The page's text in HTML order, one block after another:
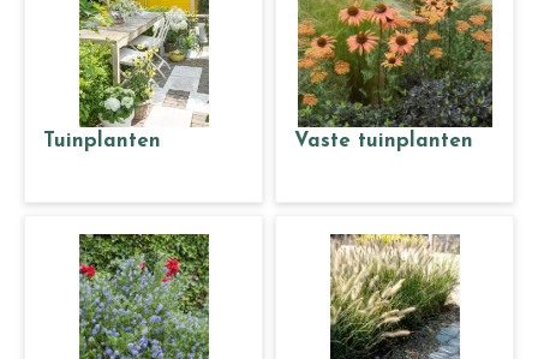
Tuinplanten Vaste tuinplanten